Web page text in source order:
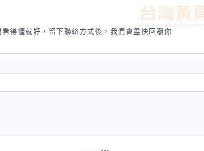
得懂就好，留下聯絡方式後，我們會盡快回覆你